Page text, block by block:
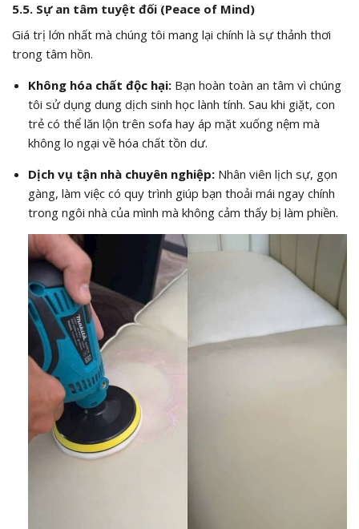
5.5. Sự an tâm tuyệt đối (Peace of Mind)
Giá trị lớn nhất mà chúng tôi mang lại chính là sự thảnh thơi
trong tâm hồn.
Không hóa chất độc hại:Bạn hoàn toàn an tâm vì chúng
tôi sử dụng dung dịch sinh học lành tính. Sau khi giặt, con
trẻ có thể lăn lộn trên sofa hay áp mặt xuống nệm mà
không lo ngại về hóa chất tồn dư.
Dịch vụ tận nhà chuyên nghiệp:Nhân viên lịch sự, gọn
gàng, làm việc có quy trình giúp bạn thoải mái ngay chính
trong ngôi nhà của mình mà không cảm thấy bị làm phiền.